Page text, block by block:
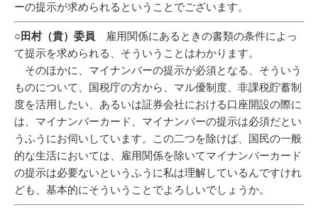
ーの提示が求められるということでございます。
○田村（貴）委員 雇用関係にあるときの書類の条件によっ
て提示を求められる、そういうことはわかります。
そのほかに、マイナンバーの提示が必須となる、そういう
ものについて、国税庁の方から、マル優制度、非課税貯蓄制
度を活用したい、あるいは証券会社における口座開設の際に
は、マイナンバーカード、マイナンバーの提示は必須だとい
うふうにお伺いしています。この二つを除けば、国民の一般
的な生活においては、雇用関係を除いてマイナンバーカード
の提示は必要ないというふうに私は理解しているんですけれ
ども、基本的にそういうことでよろしいでしょうか。